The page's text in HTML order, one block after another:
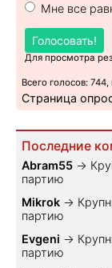
Мне все
Голосовать!
Для просмотра
Всего голосов:
Страница
Последние
Abram55 →
партию
Mikrok →
партию
Evgeni →
партию